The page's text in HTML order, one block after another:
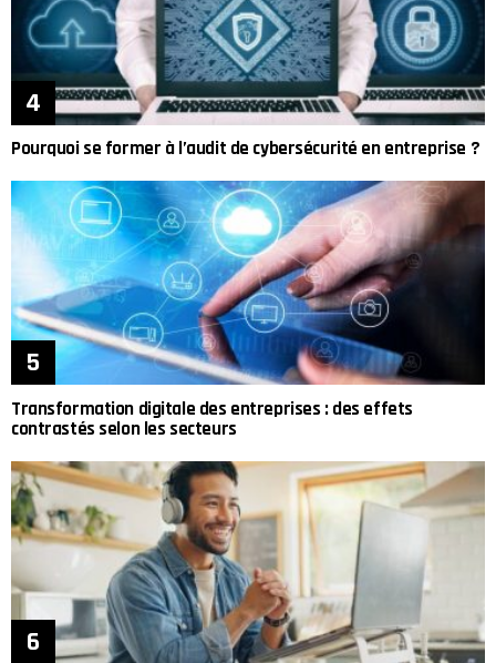
Pourquoi se former à l’audit de cybersécurité en entreprise ?
Transformation digitale des entreprises : des effets
contrastés selon les secteurs